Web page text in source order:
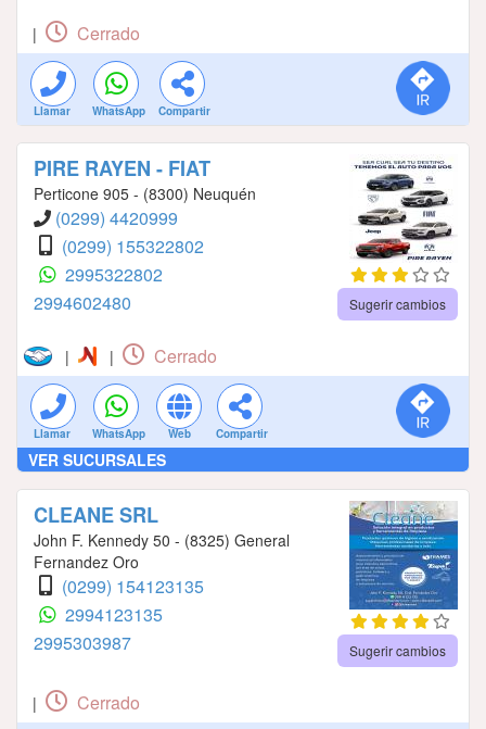
| Cerrado
Llamar WhatsApp Compartir
PIRE RAYEN - FIAT
Perticone 905 - (8300) Neuquén
(0299) 4420999
(0299) 155322802
2995322802
2994602480
Sugerir cambios
| | Cerrado
Llamar WhatsApp Web Compartir
VER SUCURSALES
CLEANE SRL
John F. Kennedy 50 - (8325) General
Fernandez Oro
(0299) 154123135
2994123135
2995303987
Sugerir cambios
| Cerrado